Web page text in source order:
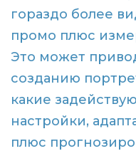
гораздо более
промо плюс
Это может
созданию
какие
настройки,
плюс